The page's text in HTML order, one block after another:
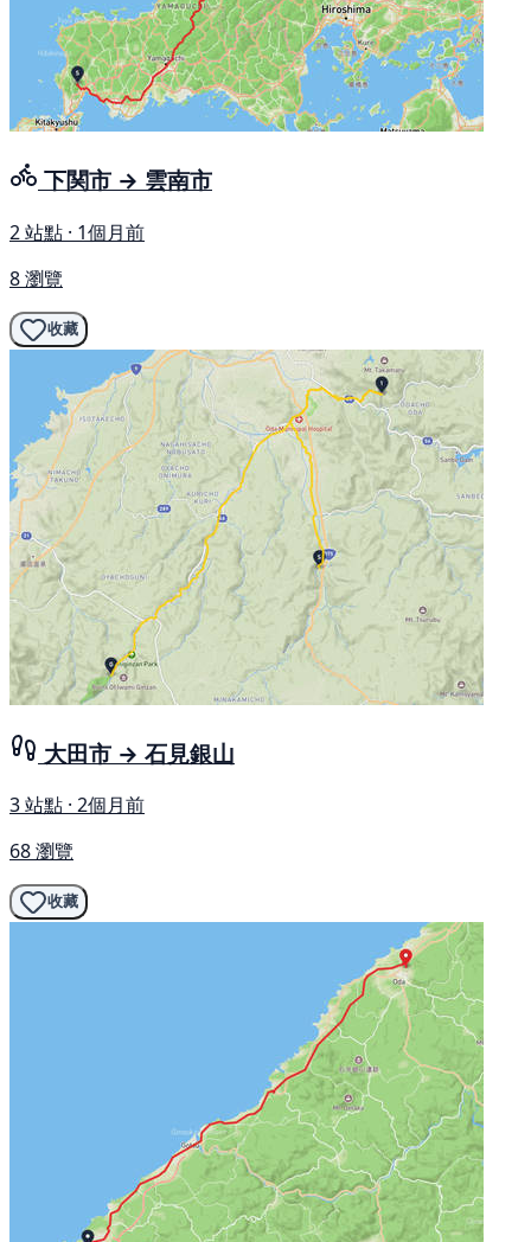
下関市 → 雲南市
2 站點 · 1個月前
8 瀏覽
收藏
大田市 → 石見銀山
3 站點 · 2個月前
68 瀏覽
收藏